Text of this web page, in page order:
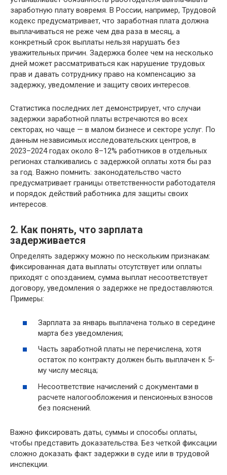
заработную плату вовремя. В России, например, Трудовой
кодекс предусматривает, что заработная плата должна
выплачиваться не реже чем два раза в месяц, а
конкретный срок выплаты нельзя нарушать без
уважительных причин. Задержка более чем на несколько
дней может рассматриваться как нарушение трудовых
прав и давать сотруднику право на компенсацию за
задержку, уведомление и защиту своих интересов.
Статистика последних лет демонстрирует, что случаи
задержки заработной платы встречаются во всех
секторах, но чаще — в малом бизнесе и секторе услуг. По
данным независимых исследовательских центров, в
2023–2024 годах около 8–12% работников в отдельных
регионах сталкивались с задержкой оплаты хотя бы раз
за год. Важно помнить: законодательство часто
предусматривает границы ответственности работодателя
и порядок действий работника для защиты своих
интересов.
2. Как понять, что зарплата
задерживается
Определять задержку можно по нескольким признакам:
фиксированная дата выплаты отсутствует или оплаты
приходят с опозданием, сумма выплат несоответствует
договору, уведомления о задержке не предоставляются.
Примеры:
Зарплата за январь выплачена только в середине
марта без уведомления;
Часть заработной платы не перечислена, хотя
остаток по контракту должен быть выплачен к 5-
му числу месяца;
Несоответствие начислений с документами в
расчете налогообложения и пенсионных взносов
без пояснений.
Важно фиксировать даты, суммы и способы оплаты,
чтобы представить доказательства. Без четкой фиксации
сложно доказать факт задержки в суде или в трудовой
инспекции.